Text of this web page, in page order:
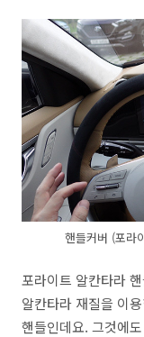
핸들커버 (포라
포라이트 알칸타라
알칸타라 재질을 이
핸들인데요. 그것에